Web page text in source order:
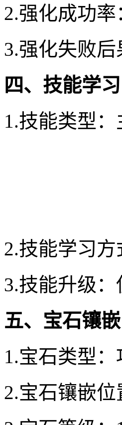
2.强化成功
3.强化失败
四、技能学习
1.技能类型
2.技能学习
3.技能升级
五、宝石镶嵌
1.宝石类型
2.宝石镶嵌